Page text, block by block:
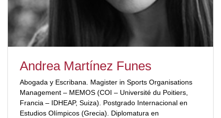
Andrea Martínez Funes
Abogada y Escribana. Magister in Sports Organisations
Management – MEMOS (COI – Université du Poitiers,
Francia – IDHEAP, Suiza). Postgrado Internacional en
Estudios Olímpicos (Grecia). Diplomatura en